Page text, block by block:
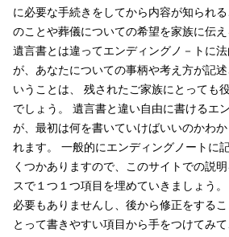
に必要な手続きをしてから内容が知られ
のことや葬儀についての希望を家族に伝え
遺言書とは違ってエンディングノ－トに
が、あなたについての事柄や考え方が記
いうことは、 残されたご家族にとっても
でしょう。 遺言書と違い自由に書けるエ
が、最初は何を書いていけばいいのかわ
れます。 一般的にエンディングノートに
くつかありますので、このサイトでの説
スで１つ１つ項目を埋めていきましょう
必要もありませんし、後から修正をする
とって書きやすい項目から手をつけてみ